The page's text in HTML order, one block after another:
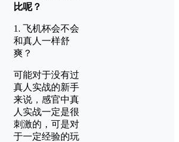
比呢？
1. 飞机杯会不会
和真人一样舒
爽？
可能对于没有过
真人实战的新手
来说，感官中真
人实战一定是很
刺激的，可是对
于一定经验的玩